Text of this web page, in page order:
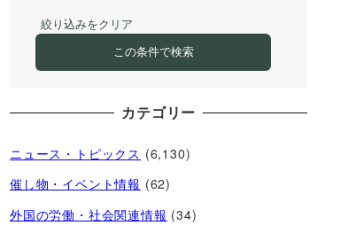
絞り込みをクリア
この条件で検索
カテゴリー
ニュース・トピックス (6,130)
催し物・イベント情報 (62)
外国の労働・社会関連情報 (34)